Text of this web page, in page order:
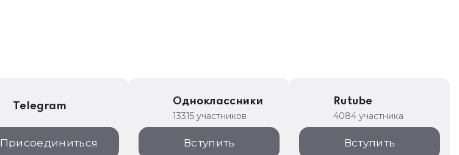
Telegram
Присоединиться
Одноклассники
13315 участников
Вступить
Rutube
4084 участника
Вступить